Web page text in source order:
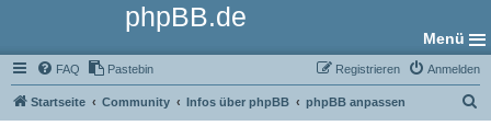
phpBB.de
Menü
FAQ Pastebin Anmelden
Registrieren
Startseite Community Infos über phpBB phpBB anpassen